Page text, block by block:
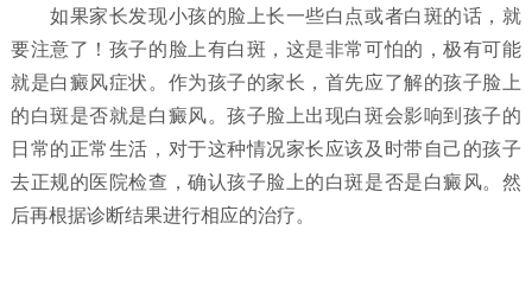
如果家长发现小孩的脸上长一些白点或者白斑的话，就
要注意了！孩子的脸上有白斑，这是非常可怕的，极有可能
就是白癜风症状。作为孩子的家长，首先应了解的孩子脸上
的白斑是否就是白癜风。孩子脸上出现白斑会影响到孩子的
日常的正常生活，对于这种情况家长应该及时带自己的孩子
去正规的医院检查，确认孩子脸上的白斑是否是白癜风。然
后再根据诊断结果进行相应的治疗。